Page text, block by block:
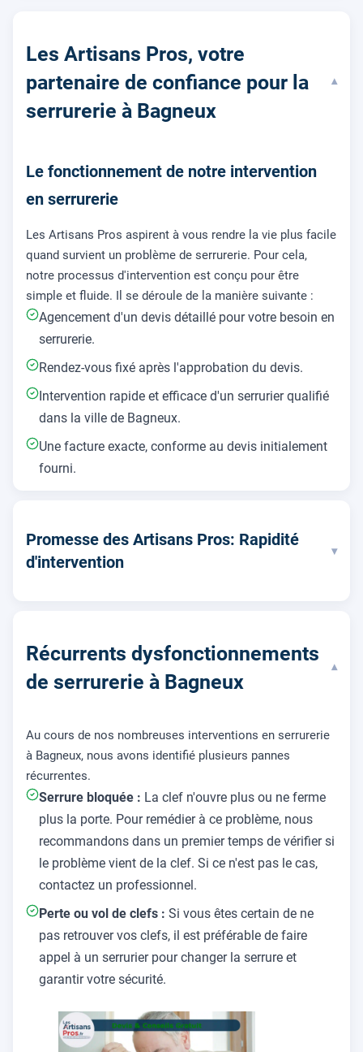
Les Artisans Pros, votre
partenaire de confiance pour la
serrurerie à Bagneux
▾
Le fonctionnement de notre intervention
en serrurerie
Les Artisans Pros aspirent à vous rendre la vie plus facile
quand survient un problème de serrurerie. Pour cela,
notre processus d'intervention est conçu pour être
simple et fluide. Il se déroule de la manière suivante :
Agencement d'un devis détaillé pour votre besoin en
serrurerie.
Rendez-vous fixé après l'approbation du devis.
Intervention rapide et efficace d'un serrurier qualifié
dans la ville de Bagneux.
Une facture exacte, conforme au devis initialement
fourni.
Promesse des Artisans Pros: Rapidité
d'intervention
▾
Récurrents dysfonctionnements
de serrurerie à Bagneux
▾
Au cours de nos nombreuses interventions en serrurerie
à Bagneux, nous avons identifié plusieurs pannes
récurrentes.
Serrure bloquée : La clef n'ouvre plus ou ne ferme
plus la porte. Pour remédier à ce problème, nous
recommandons dans un premier temps de vérifier si
le problème vient de la clef. Si ce n'est pas le cas,
contactez un professionnel.
Perte ou vol de clefs : Si vous êtes certain de ne
pas retrouver vos clefs, il est préférable de faire
appel à un serrurier pour changer la serrure et
garantir votre sécurité.